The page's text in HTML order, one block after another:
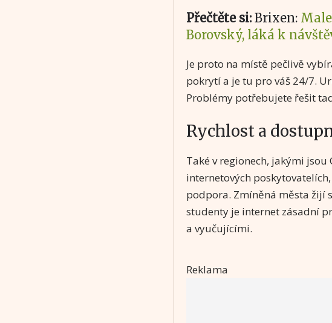
Přečtěte si: Brixen:
Borovský, láká k
Je proto na místě pečlivě
pokrytí a je tu pro váš 24/7.
Problémy potřebujete řešit
Rychlost a
Také v regionech, jakými
internetových
podpora. Zmíněná města žijí
studenty je internet zásadní
a vyučujícími.
Reklama